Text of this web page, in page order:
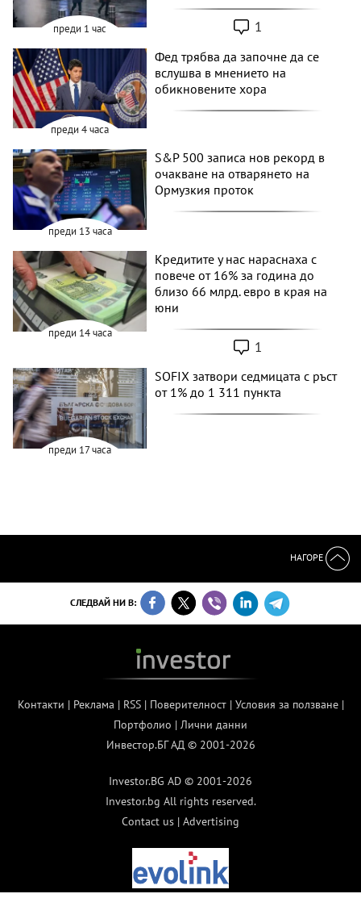
преди 1 час 1
преди 4 часа
Фед трябва да започне да се
вслушва в мнението на
обикновените хора
преди 13 часа
S&P 500 записа нов рекорд в
очакване на отварянето на
Ормузкия проток
преди 14 часа
Кредитите у нас нараснаха с
повече от 16% за година до
близо 66 млрд. евро в края на
юни
1
преди 17 часа
SOFIX затвори седмицата с ръст
от 1% до 1 311 пункта
НАГОРЕ
СЛЕДВАЙ НИ В:
Контакти | Реклама | RSS| Поверителност| Условия за ползване|
Портфолио | Лични данни
Инвестор.БГ АД © 2001-2026
Investor.BG AD © 2001-2026
Investor.bg All rights reserved.
Contact us | Advertising